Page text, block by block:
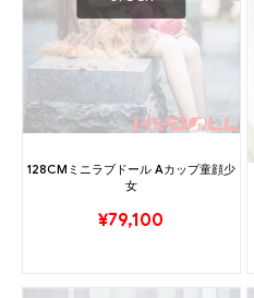
128CMミニラブドール Aカップ童顔少
女
¥79,100